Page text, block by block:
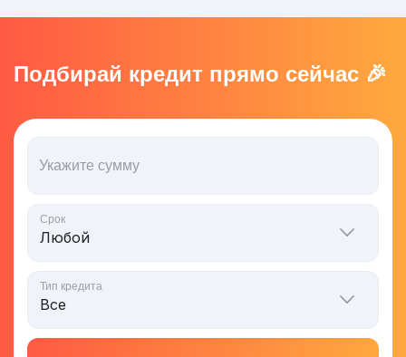
Подбирай кредит прямо сейчас 🎉
Укажите сумму
Срок
Тип кредита